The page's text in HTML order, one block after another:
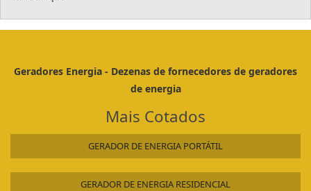
Geradores Energia - Dezenas de fornecedores de geradores
de energia
Mais Cotados
GERADOR DE ENERGIA PORTÁTIL
GERADOR DE ENERGIA RESIDENCIAL